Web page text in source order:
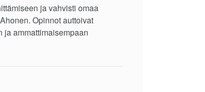
ja vahvisti omaa
Opinnot auttoivat
ja ammattimaisempaan